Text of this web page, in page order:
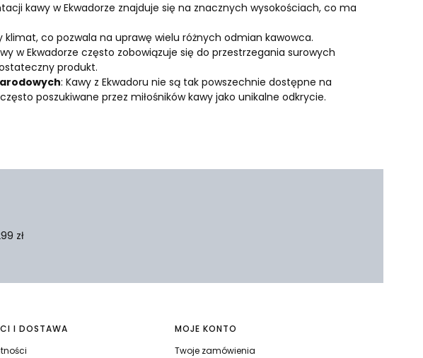
kawy w Ekwadorze znajduje się na znacznych wysokościach, co ma
klimat, co pozwala na uprawę wielu różnych odmian kawowca.
w Ekwadorze często zobowiązuje się do przestrzegania surowych
produkt.
: Kawy z Ekwadoru nie są tak powszechnie dostępne na
poszukiwane przez miłośników kawy jako unikalne odkrycie.
zł
I DOSTAWA
MOJE KONTO
Twoje zamówienia